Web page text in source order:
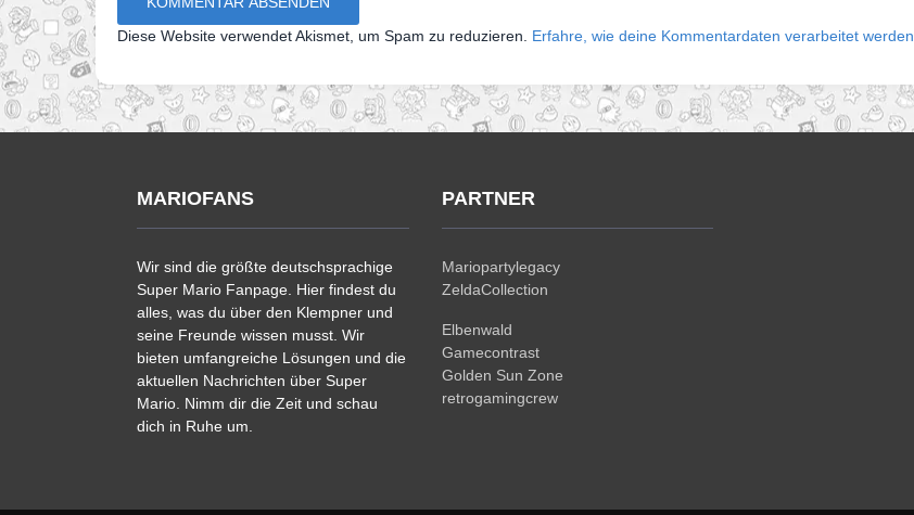
Diese Website verwendet Akismet, um Spam zu reduzieren. Erfahre, wie deine Kommentardaten verarbeitet werden.
MARIOFANS
Wir sind die größte deutschsprachige
Super Mario Fanpage. Hier findest du
alles, was du über den Klempner und
seine Freunde wissen musst. Wir
bieten umfangreiche Lösungen und die
aktuellen Nachrichten über Super
Mario. Nimm dir die Zeit und schau
dich in Ruhe um.
PARTNER
Mariopartylegacy
ZeldaCollection
Elbenwald
Gamecontrast
Golden Sun Zone
retrogamingcrew